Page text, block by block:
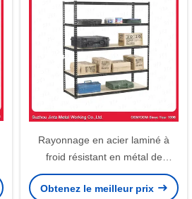
Rayonnage en acier laminé à
froid résistant en métal de
Boltless pour le stockage
d'entrepôt
Obtenez le meilleur prix